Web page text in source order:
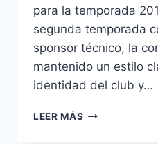
para la temporada
segunda temporada
sponsor técnico, la
mantenido un estilo
identidad del club y…
LEER MÁS COMPARATIVA